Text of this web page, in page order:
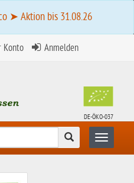
➤ Aktion bis 31.08.26
Konto Anmelden
DE-ÖKO-037
Suchen Toggle